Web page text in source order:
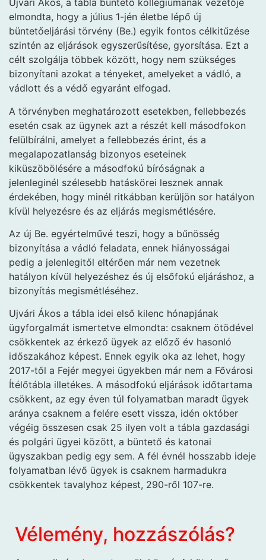
Ujvári Ákos, a tábla büntető kollégiumának vezetője
elmondta, hogy a július 1-jén életbe lépő új
büntetőeljárási törvény (Be.) egyik fontos célkitűzése
szintén az eljárások egyszerűsítése, gyorsítása. Ezt a
célt szolgálja többek között, hogy nem szükséges
bizonyítani azokat a tényeket, amelyeket a vádló, a
vádlott és a védő egyaránt elfogad.
A törvényben meghatározott esetekben, fellebbezés
esetén csak az ügynek azt a részét kell másodfokon
felülbírálni, amelyet a fellebbezés érint, és a
megalapozatlanság bizonyos eseteinek
kiküszöbölésére a másodfokú bíróságnak a
jelenleginél szélesebb hatáskörei lesznek annak
érdekében, hogy minél ritkábban kerüljön sor hatályon
kívül helyezésre és az eljárás megismétlésére.
Az új Be. egyértelművé teszi, hogy a bűnösség
bizonyítása a vádló feladata, ennek hiányosságai
pedig a jelenlegitől eltérően már nem vezetnek
hatályon kívül helyezéshez és új elsőfokú eljáráshoz, a
bizonyítás megismétléséhez.
Ujvári Ákos a tábla idei első kilenc hónapjának
ügyforgalmát ismertetve elmondta: csaknem ötödével
csökkentek az érkező ügyek az előző év hasonló
időszakához képest. Ennek egyik oka az lehet, hogy
2017-től a Fejér megyei ügyekben már nem a Fővárosi
Ítélőtábla illetékes. A másodfokú eljárások időtartama
csökkent, az egy éven túl folyamatban maradt ügyek
aránya csaknem a felére esett vissza, idén október
végéig összesen csak 25 ilyen volt a tábla gazdasági
és polgári ügyei között, a büntető és katonai
ügyszakban pedig egy sem. A fél évnél hosszabb ideje
folyamatban lévő ügyek is csaknem harmadukra
csökkentek tavalyhoz képest, 290-ről 107-re.
Vélemény, hozzászólás?